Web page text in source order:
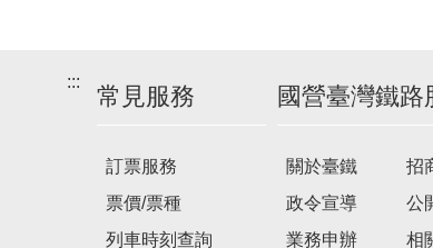
次
:::
常見服務
訂票服務
票價/票種
列車時刻查詢
國營臺灣鐵路
關於臺鐵
政令宣導
業務申辦
招
公
相